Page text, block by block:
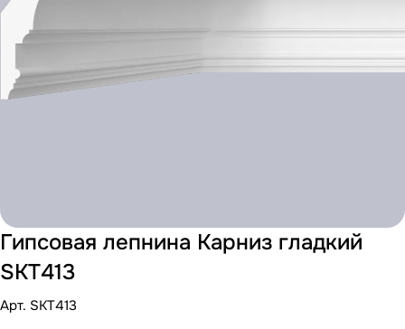
Гипсовая лепнина Карниз гладкий
SKT413
Арт. SKT413